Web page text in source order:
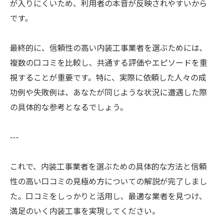
が入りにくいため、利用者の本音が反映されやすいから
です。
最終的に、信頼性の高い内装工事業者を選ぶためには、
複数の口コミを比較し、共通する評価やエピソードを重
視することが重要です。特に、実際に依頼した人々の成
功例や失敗例は、あなたが同じような状況に遭遇した際
の具体的な参考となるでしょう。
---
これで、内装工事業者を選ぶための具体的な方法と信頼
性の高い口コミの見極め方についての解説が完了しまし
た。口コミをしっかりと活用し、最適な業者を見つけ、
満足のいく内装工事を実現してください。